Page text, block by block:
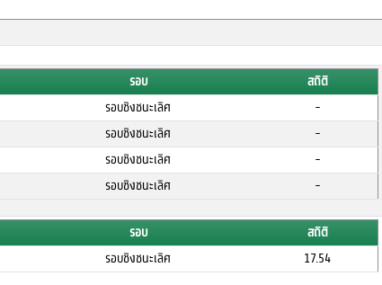
รอบ
สถิติ
รอบชิงชนะเลิศ
-
รอบชิงชนะเลิศ
-
รอบชิงชนะเลิศ
-
รอบชิงชนะเลิศ -
รอบ
สถิติ
รอบชิงชนะเลิศ 17.54